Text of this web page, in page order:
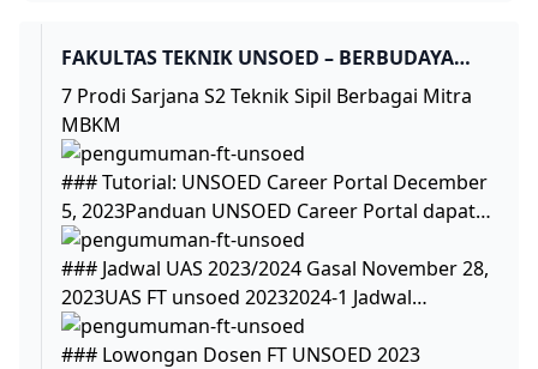
FAKULTAS TEKNIK UNSOED – BERBUDAYA
MUTU
7 Prodi Sarjana S2 Teknik Sipil Berbagai Mitra
MBKM
### Tutorial: UNSOED Career Portal December
5, 2023Panduan UNSOED Career Portal dapat…
### Jadwal UAS 2023/2024 Gasal November 28,
2023UAS FT unsoed 20232024-1 Jadwal…
### Lowongan Dosen FT UNSOED 2023